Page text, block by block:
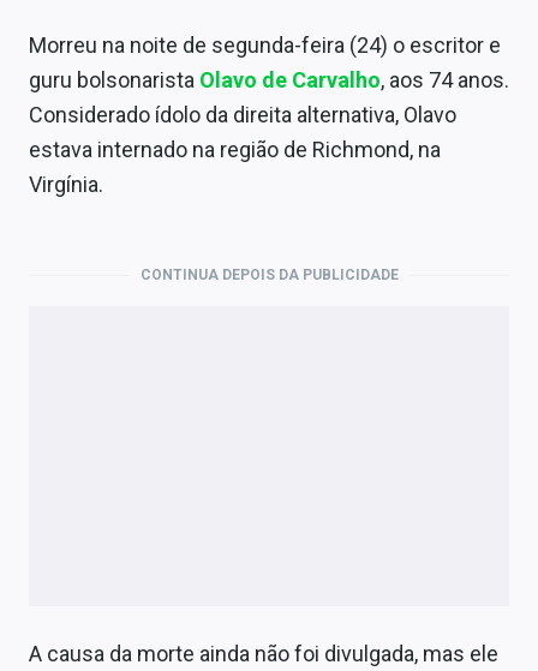
Mercados
Economia
Empresas
Conteúdo de Marca
Morreu na noite de segunda-feira (24) o escritor e
guru bolsonarista Olavo de Carvalho, aos 74 anos.
Considerado ídolo da direita alternativa, Olavo
estava internado na região de Richmond, na
Virgínia.
CONTINUA DEPOIS DA PUBLICIDADE
A causa da morte ainda não foi divulgada, mas ele